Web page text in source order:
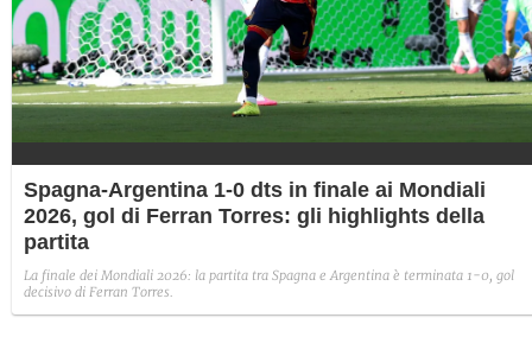
Spagna-Argentina 1-0 dts in finale ai Mondiali
2026, gol di Ferran Torres: gli highlights della
partita
La finale dei Mondiali 2026: la partita tra Spagna e Argentina è terminata 1-0, gol
decisivo di Ferran Torres.